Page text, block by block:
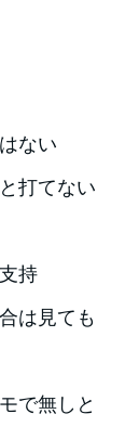
ない
打てない
持
は見ても
で無しと